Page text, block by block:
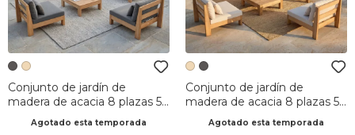
Conjunto de jardín de
madera de acacia 8 plazas 5
Agotado esta temporada
Conjunto de jardín de
madera de acacia 8 plazas 5
Agotado esta temporada